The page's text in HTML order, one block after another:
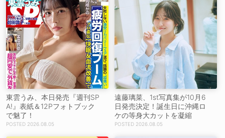
東雲うみ、本日発売『週刊SP
A!』表紙＆12Pフォトブック
で魅了！
2026.08.05
遠藤璃菜、1st写真集が10月6
日発売決定！誕生日に沖縄ロ
ケの等身大カットを凝縮
2026.08.05